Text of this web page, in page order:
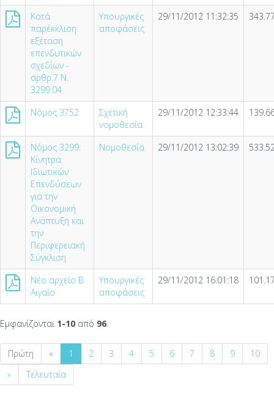
Κατά
παρέκκλιση
εξέταση
επενδυτικών
σχεδίων -
αρθρ.7 Ν.
3299.04
Υπουργικές
αποφάσεις
29/11/2012 11:32:35
Νόμος 3752
Σχετική
νομοθεσία
29/11/2012 12:33:44
Νόμος 3299:
Κίνητρα
Ιδιωτικών
Επενδύσεων
για την
Οικονομική
Ανάπτυξη και
την
Περιφερειακή
Σύγκλιση
Νομοθεσία 29/11/2012 13:02:39
Νέο αρχείο Β.
Αιγαίο
Υπουργικές
αποφάσεις
29/11/2012 16:01:18
Εμφανίζονται 1-10 από 96.
Πρώτη « 1 2 3 4 5 6 7 8 9
10
»
Τελευταία